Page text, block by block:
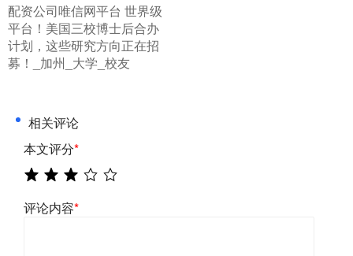
​配资公司唯信网平台 世界级
平台！美国三校博士后合办
计划，这些研究方向正在招
募！_加州_大学_校友
相关评论
本文评分*
评论内容*